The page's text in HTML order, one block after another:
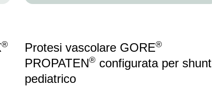
® Protesi vascolare GORE®
PROPATEN® configurata per shunt
pediatrico